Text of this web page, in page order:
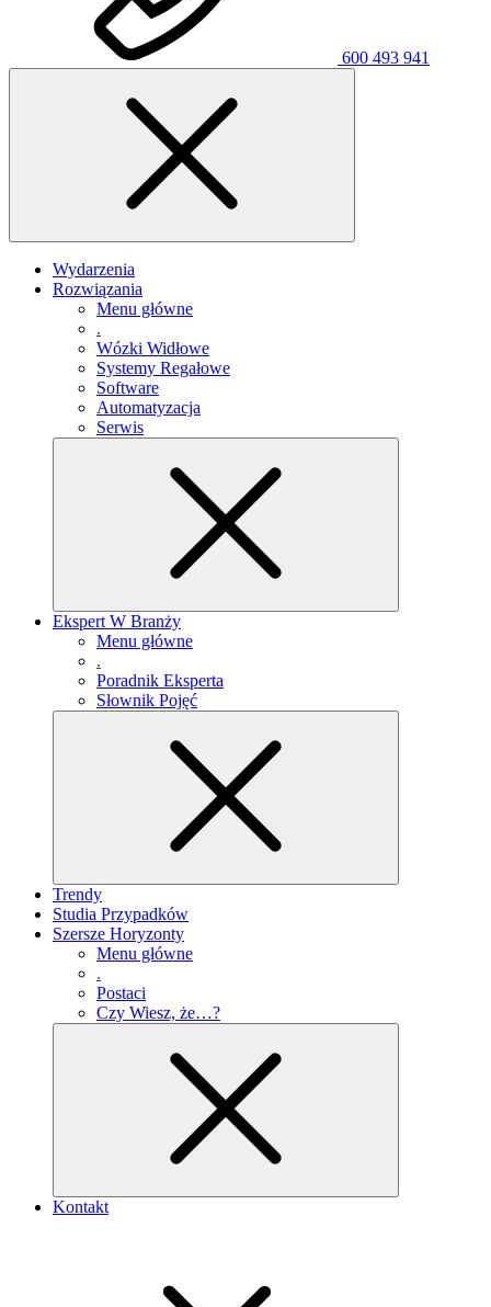
600 493 941
Wydarzenia
Rozwiązania
Menu główne
.
Wózki Widłowe
Systemy Regałowe
Software
Automatyzacja
Serwis
Ekspert W Branży
Menu główne
.
Poradnik Eksperta
Słownik Pojęć
Trendy
Studia Przypadków
Szersze Horyzonty
Menu główne
.
Postaci
Czy Wiesz, że…?
Kontakt